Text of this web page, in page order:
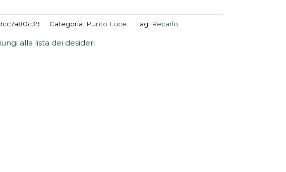
Categoria: Punto Luce Tag: Recarlo
alla lista dei desideri